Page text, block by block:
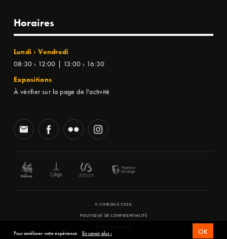
Horaires
Lundi › Vendredi
08:30 › 12:00 | 13:00 › 16:30
Expositions
À vérifier sur la page de l'activité
© CHIROUX 2026
POLITIQUE DE CONFIDENTIALITÉ
Pour améliorer votre expérience. En savoir plus › OK